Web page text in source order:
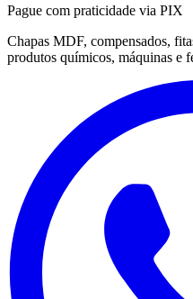
Pague com praticidade via PIX
Chapas MDF, compensados,
produtos químicos, máquinas e